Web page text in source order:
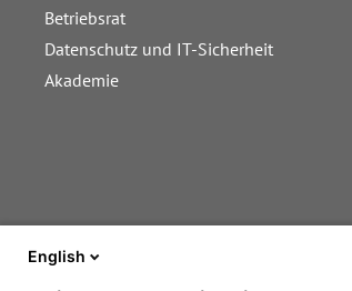
Betriebsrat
Datenschutz und IT-Sicherheit
Akademie
English